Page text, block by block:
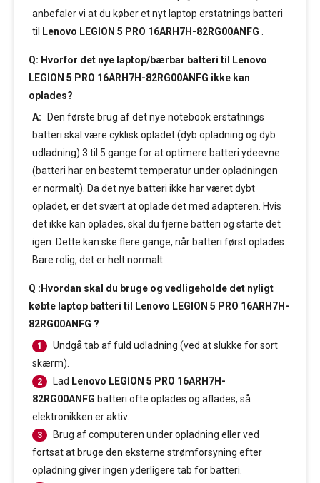
anbefaler vi at du køber et nyt laptop erstatnings batteri
til
Lenovo LEGION 5 PRO 16ARH7H-82RG00ANFG
Q: Hvorfor det nye laptop/bærbar batteri til Lenovo
LEGION 5 PRO 16ARH7H-82RG00ANFG ikke kan
oplades?
A:
Den første brug af det nye notebook erstatnings
batteri skal være cyklisk opladet (dyb opladning og dyb
udladning) 3 til 5 gange for at optimere batteri ydeevne
(batteri har en bestemt temperatur under opladningen
er normalt). Da det nye batteri ikke har været dybt
opladet, er det svært at oplade det med adapteren. Hvis
det ikke kan oplades, skal du fjerne batteri og starte det
igen. Dette kan ske flere gange, når batteri først oplades.
Bare rolig, det er helt normalt.
Q :Hvordan skal du bruge og vedligeholde det nyligt
købte laptop batteri til Lenovo LEGION 5 PRO 16ARH7H-
82RG00ANFG ?
1
Undgå tab af fuld udladning (ved at slukke for sort
skærm).
2 Lad Lenovo LEGION 5 PRO 16ARH7H-
82RG00ANFG batteri ofte oplades og aflades, så
elektronikken er aktiv.
3
Brug af computeren under opladning eller ved
fortsat at bruge den eksterne strømforsyning efter
opladning giver ingen yderligere tab for batteri.